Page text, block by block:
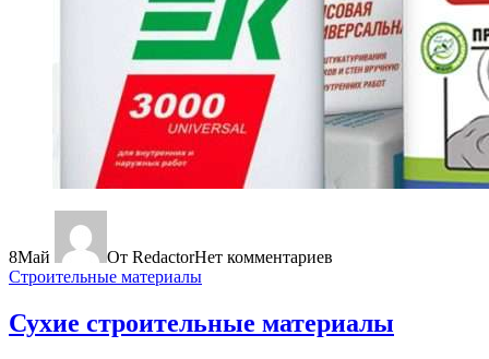
8Май От RedactorНет комментариев
Строительные материалы
Сухие строительные материалы